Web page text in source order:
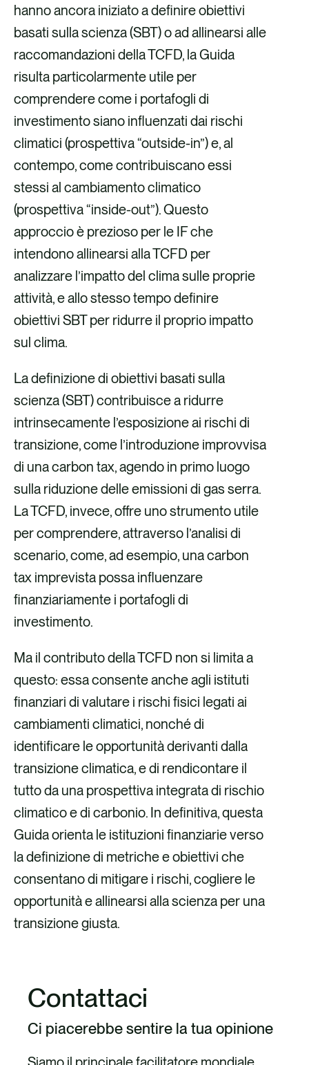
hanno ancora iniziato a definire obiettivi
basati sulla scienza (SBT) o ad allinearsi alle
raccomandazioni della TCFD, la Guida
risulta particolarmente utile per
comprendere come i portafogli di
investimento siano influenzati dai rischi
climatici (prospettiva “outside-in”) e, al
contempo, come contribuiscano essi
stessi al cambiamento climatico
(prospettiva “inside-out”). Questo
approccio è prezioso per le IF che
intendono allinearsi alla TCFD per
analizzare l’impatto del clima sulle proprie
attività, e allo stesso tempo definire
obiettivi SBT per ridurre il proprio impatto
sul clima.
La definizione di obiettivi basati sulla
scienza (SBT) contribuisce a ridurre
intrinsecamente l’esposizione ai rischi di
transizione, come l’introduzione improvvisa
di una carbon tax, agendo in primo luogo
sulla riduzione delle emissioni di gas serra.
La TCFD, invece, offre uno strumento utile
per comprendere, attraverso l’analisi di
scenario, come, ad esempio, una carbon
tax imprevista possa influenzare
finanziariamente i portafogli di
investimento.
Ma il contributo della TCFD non si limita a
questo: essa consente anche agli istituti
finanziari di valutare i rischi fisici legati ai
cambiamenti climatici, nonché di
identificare le opportunità derivanti dalla
transizione climatica, e di rendicontare il
tutto da una prospettiva integrata di rischio
climatico e di carbonio. In definitiva, questa
Guida orienta le istituzioni finanziarie verso
la definizione di metriche e obiettivi che
consentano di mitigare i rischi, cogliere le
opportunità e allinearsi alla scienza per una
transizione giusta.
Contattaci
Ci piacerebbe sentire la tua opinione